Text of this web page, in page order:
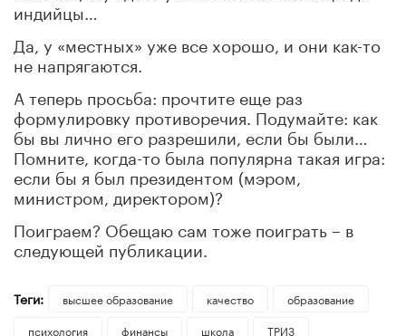
индийцы…
Да, у «местных» уже все хорошо, и они как-то
не напрягаются.
А теперь просьба: прочтите еще раз
формулировку противоречия. Подумайте: как
бы вы лично его разрешили, если бы были…
Помните, когда-то была популярна такая игра:
если бы я был президентом (мэром,
министром, директором)?
Поиграем? Обещаю сам тоже поиграть – в
следующей публикации.
Теги: высшее образование качество
образование
психология
финансы школа ТРИЗ